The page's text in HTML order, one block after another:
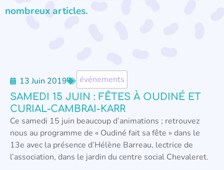
nombreux articles.
13 Juin 2019 événements
SAMEDI 15 JUIN : FÊTES À OUDINÉ ET
CURIAL-CAMBRAI-KARR
Ce samedi 15 juin beaucoup d’animations ; retrouvez
nous au programme de « Oudiné fait sa fête » dans le
13e avec la présence d’Hélène Barreau, lectrice de
l’association, dans le jardin du centre social Chevaleret.